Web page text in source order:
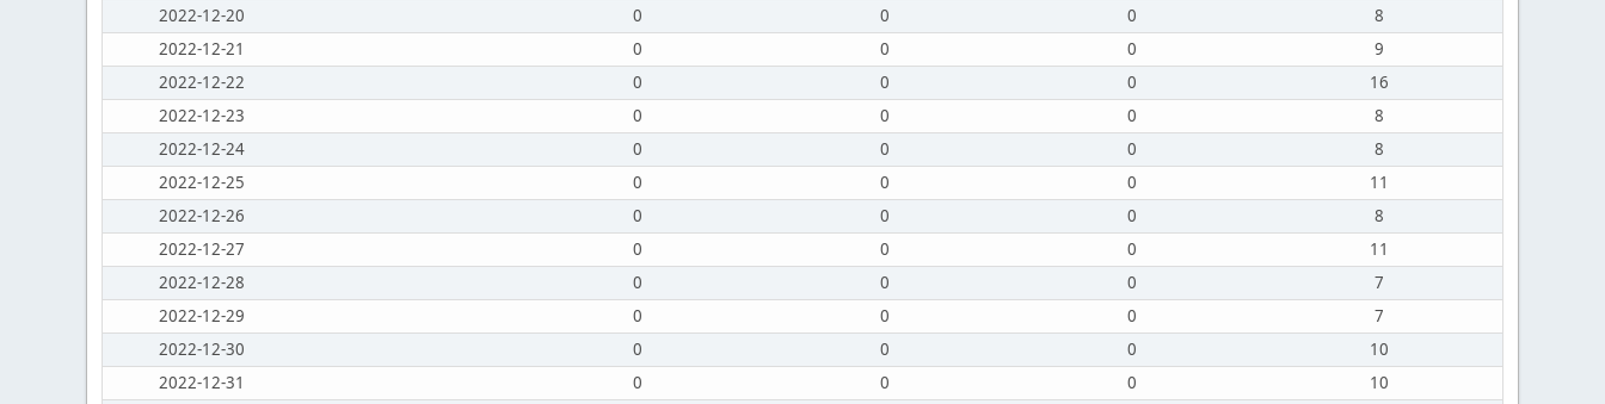
2022-12-20
0 0 0
8
2022-12-21
0 0 0
9
2022-12-22
0 0 0
16
2022-12-23
0 0 0
8
2022-12-24
0 0 0
8
2022-12-25
0 0 0
11
2022-12-26
0 0 0
8
2022-12-27
0 0 0
11
2022-12-28
0 0 0
7
2022-12-29
0 0 0
7
2022-12-30
0 0 0
10
2022-12-31
0 0 0
10